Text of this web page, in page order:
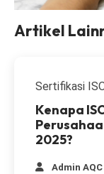
Artikel
Sertifikasi
Kenapa
2025?
Admin AQC